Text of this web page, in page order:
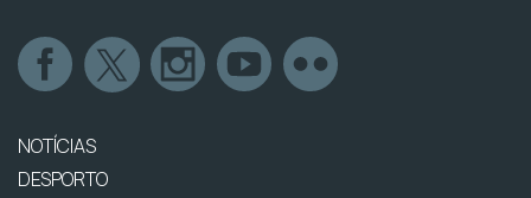
NOTÍCIAS
DESPORTO